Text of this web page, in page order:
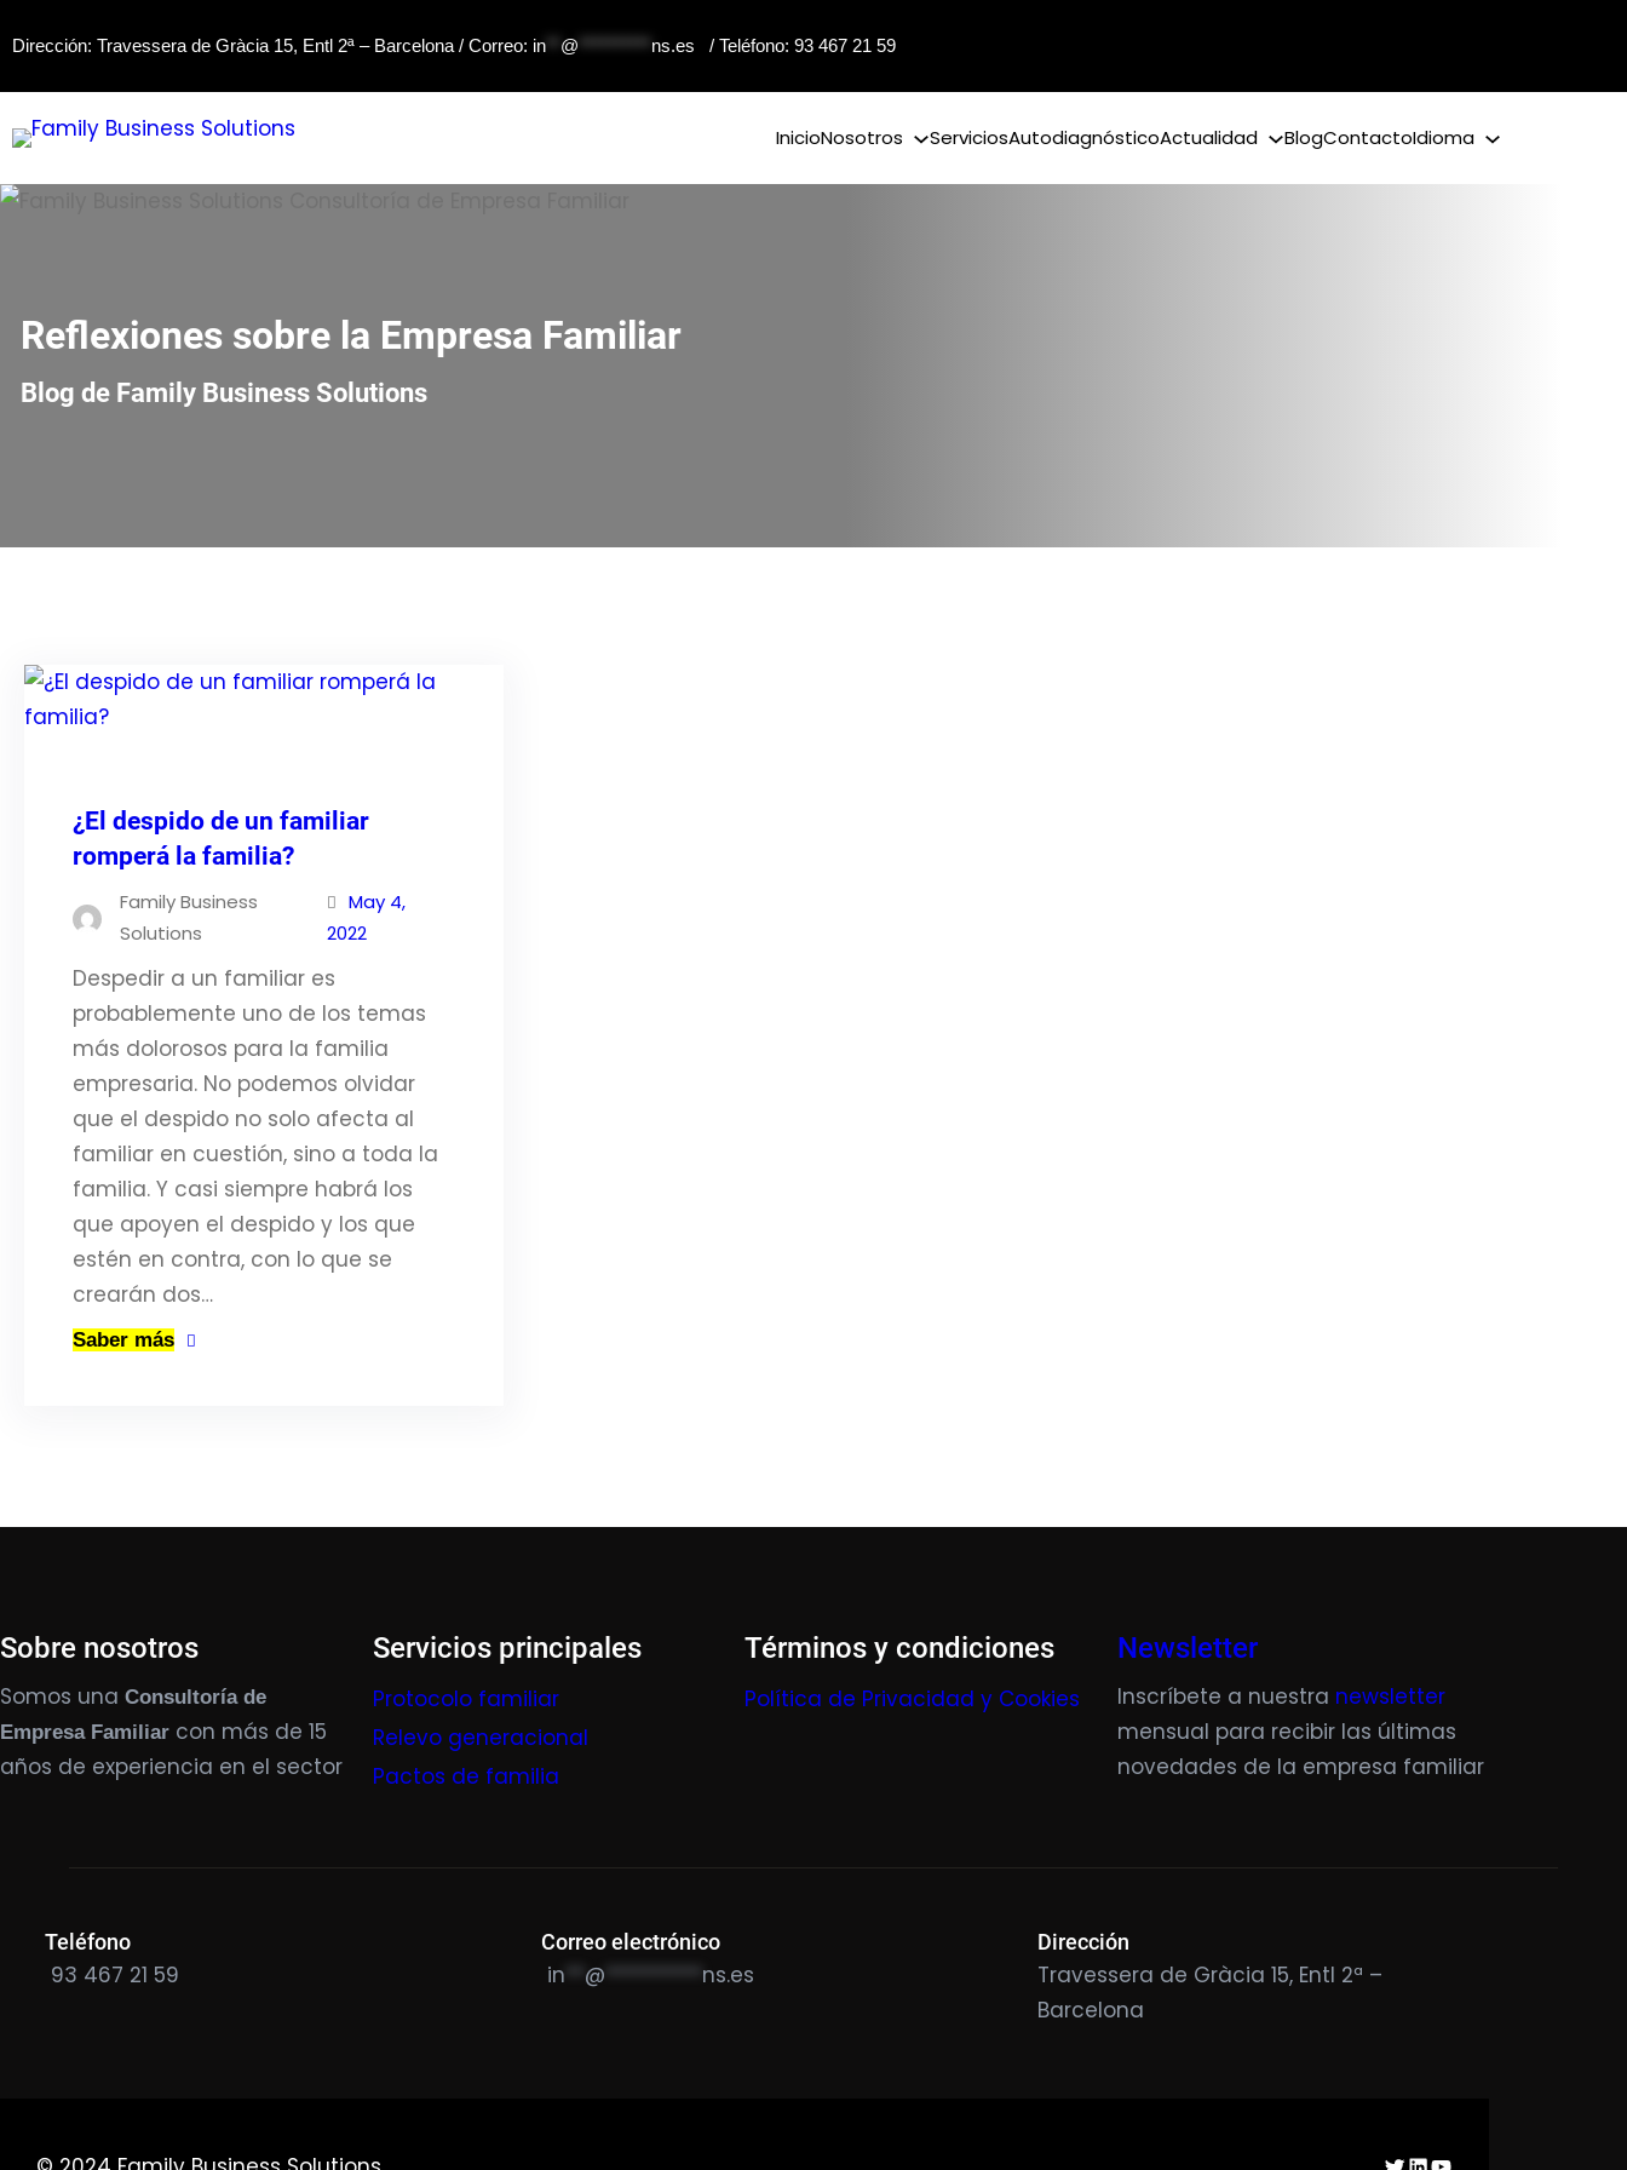
al
contenido
Dirección: Travessera de Gràcia 15, Entl 2ª – Barcelona / Correo: in @ ns.es / Teléfono: 93 467 21 59
InicioNosotros ServiciosAutodiagnósticoActualidad BlogContactoIdioma
Reflexiones sobre la Empresa Familiar
Blog de Family Business Solutions
¿El despido de un familiar
romperá la familia?
Family Business
Solutions
May 4,
2022
Despedir a un familiar es
probablemente uno de los temas
más dolorosos para la familia
empresaria. No podemos olvidar
que el despido no solo afecta al
familiar en cuestión, sino a toda la
familia. Y casi siempre habrá los
que apoyen el despido y los que
estén en contra, con lo que se
crearán dos…
Saber más
Sobre nosotros
Somos una Consultoría de
Empresa Familiar con más de 15
años de experiencia en el sector
Servicios principales
Protocolo familiar
Relevo generacional
Pactos de familia
Términos y condiciones
Política de Privacidad y Cookies
Newsletter
Inscríbete a nuestra newsletter
mensual para recibir las últimas
novedades de la empresa familiar
Teléfono
93 467 21 59
Correo electrónico
in @ ********** ns.es
Dirección
Travessera de Gràcia 15, Entl 2ª –
Barcelona